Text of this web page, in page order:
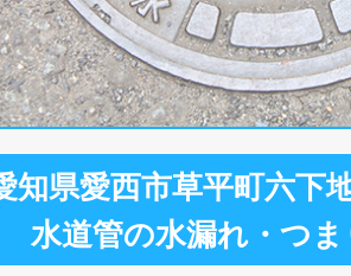
知県愛西市草平町六下
水道管の水漏れ・つ